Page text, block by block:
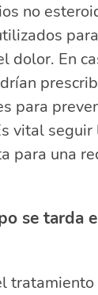
no
dolor. En
para
vital
para una
se tarda